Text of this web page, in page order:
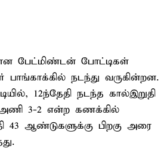
பேட்மிண்டன் போட்டிகள்
பாங்காக்கில் நடந்து வருகின்றன.
12ந்தேதி நடந்த கால்இறுதி
3-2 என்ற கணக்கில்
43 ஆண்டுகளுக்கு பிறகு அரை